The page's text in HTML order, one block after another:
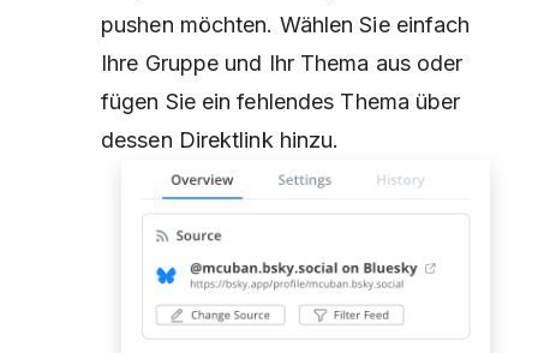
pushen möchten. Wählen Sie einfach
Ihre Gruppe und Ihr Thema aus oder
fügen Sie ein fehlendes Thema über
dessen Direktlink hinzu.